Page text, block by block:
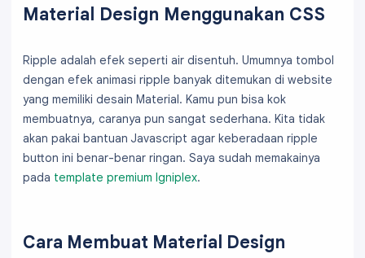
Material Design Menggunakan CSS
Ripple adalah efek seperti air disentuh. Umumnya tombol
dengan efek animasi ripple banyak ditemukan di website
yang memiliki desain Material. Kamu pun bisa kok
membuatnya, caranya pun sangat sederhana. Kita tidak
akan pakai bantuan Javascript agar keberadaan ripple
button ini benar-benar ringan. Saya sudah memakainya
pada template premium Igniplex.
Cara Membuat Material Design